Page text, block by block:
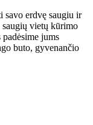
savo erdvę saugiu ir
vietų kūrimo
jums
buto, gyvenančio